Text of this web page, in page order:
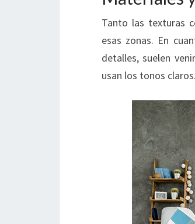
Tanto las texturas
esas zonas. En
detalles, suelen
usan los tonos claros.